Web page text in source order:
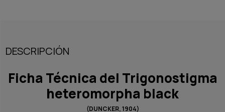
DESCRIPCIÓN
Ficha Técnica del Trigonostigma
heteromorpha black
(DUNCKER, 1904)